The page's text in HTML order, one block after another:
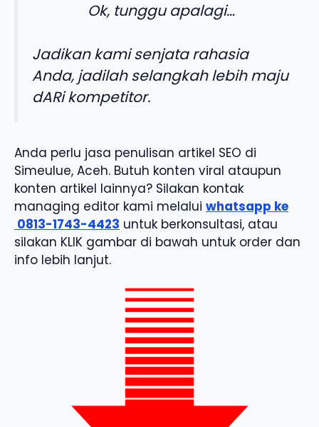
Ok, tunggu apalagi…
Jadikan kami senjata rahasia
Anda, jadilah selangkah lebih maju
dARi kompetitor.
Anda perlu jasa penulisan artikel SEO di
Simeulue, Aceh. Butuh konten viral ataupun
konten artikel lainnya? Silakan kontak
managing editor kami melalui whatsapp ke
0813-1743-4423 untuk berkonsultasi, atau
silakan KLIK gambar di bawah untuk order dan
info lebih lanjut.